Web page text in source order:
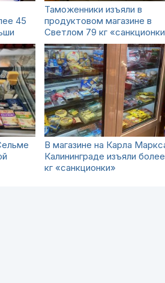
45
Таможенники изъяли в
продуктовом магазине в
Светлом 79 кг
В магазине на Карла
Калининграде изъяли
кг «санкционки»